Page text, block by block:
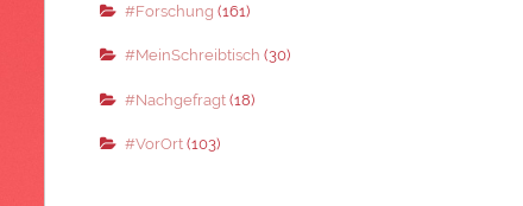
#Forschung (161)
#MeinSchreibtisch (30)
#Nachgefragt(18)
#VorOrt(103)